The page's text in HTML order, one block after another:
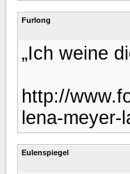
Furlong
„Ich weine
http://
lena-
Eulenspiegel